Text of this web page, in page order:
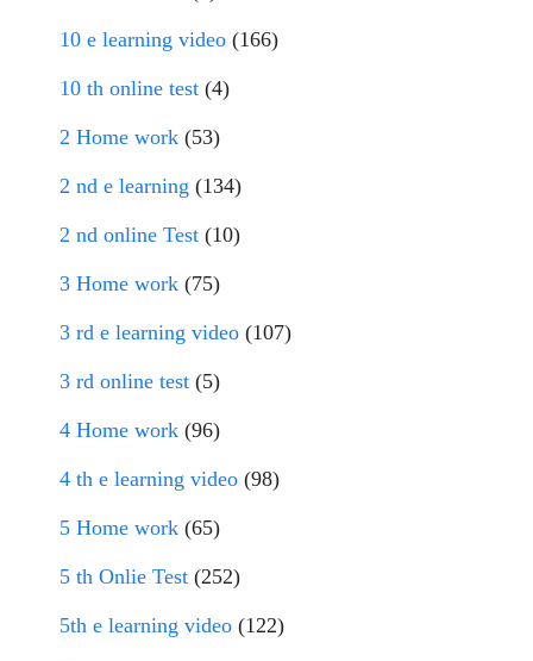
10 e learning video (166)
10 th online test (4)
2 Home work (53)
2 nd e learning (134)
2 nd online Test (10)
3 Home work (75)
3 rd e learning video (107)
3 rd online test (5)
4 Home work (96)
4 th e learning video (98)
5 Home work (65)
5 th Onlie Test (252)
5th e learning video (122)